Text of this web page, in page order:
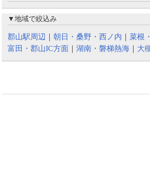
▼地域で絞込み
郡山駅周辺 ｜ 朝日・桑野・西ノ内 ｜ 菜根
富田・郡山IC方面 ｜ 湖南・磐梯熱海 ｜ 大